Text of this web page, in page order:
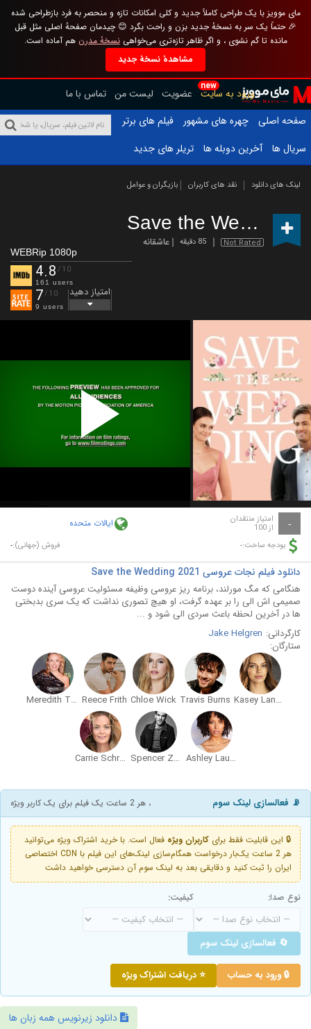
مای موویز با یک طراحی کاملاً جدید و کلی امکانات تازه و منحصر به فرد بازطراحی شده
🎉 حتماً یک سر به نسخهٔ جدید بزن و راحت بگرد 😊 چیدمان صفحهٔ اصلی مثل قبل
مانده تا گم نشوی ، و اگر ظاهر تازه‌تری می‌خواهینسخهٔ مدرن هم آماده است.
مشاهدهٔ نسخهٔ جدید
new
ورود به سایت عضویت لیست من تماس با ما
صفحه اصلی
چهره های مشهور
فیلم های برتر
سریال ها
آخرین دوبله ها تریلر های جدید
لینک های دانلود نقد های کاربران بازیگران و عوامل
Save the Wedding
Not Rated 85 دقیقه عاشقانه
WEBRip 1080p
4.8 /10
161 users
7/10
9 users
امتیاز دهید
Play
Video
- امتیاز منتقدان
از 100 ایالات متحده
بودجه ساخت:- فروش (جهانی):-
دانلود فیلم نجات عروسی Save the Wedding 2021
هنگامی که مگ مورلند، برنامه ریز عروسی وظیفه مسئولیت عروسی آینده دوست
صمیمی اش الی را بر عهده گرفت، او هیچ تصوری نداشت که یک سری بدبختی
ها در آخرین لحظه باعث سردی الی شود و ...
کارگردانی: Jake Helgren
ستارگان:
Kasey Landoll
Travis Burns
Chloe Wick
Reece Frith
Meredith Thomas
Ashley Lauren Nedd
Spencer Zender
Carrie Schroeder
📡 فعالسازی لینک سوم ، هر 2 ساعت یک فیلم برای یک کاربر ویژه
🔒 این قابلیت فقط برای کاربران ویژه فعال است. با خرید اشتراک ویژه می‌توانید
هر 2 ساعت یک‌بار درخواست همگام‌سازی لینک‌های این فیلم با CDN اختصاصی
ایران را ثبت کنید و دقایقی بعد به لینک سوم آن دسترسی خواهید داشت
نوع صدا: کیفیت:
🔄 فعالسازی لینک سوم
🔒 ورود به حساب ⭐ دریافت اشتراک ویژه
دانلود زیرنویس همه زبان ها